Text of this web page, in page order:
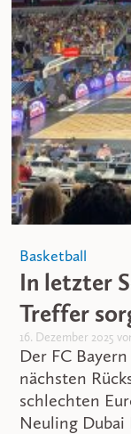
Basketball
In letzter
Treffer
16. Dezember 2025
Der FC
nächsten
schlechten
Neuling